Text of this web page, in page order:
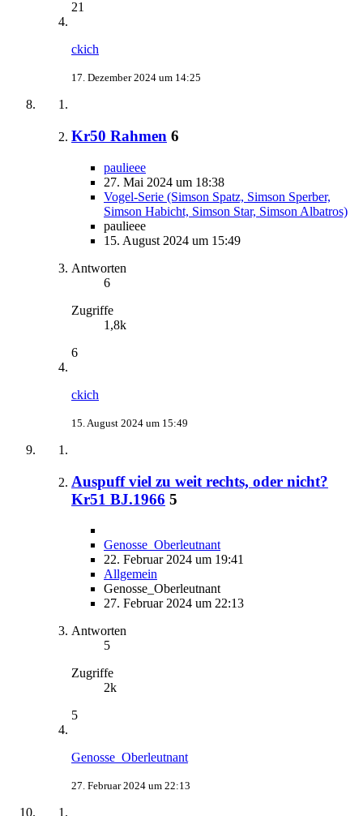
21
ckich
17. Dezember 2024 um 14:25
Kr50 Rahmen 6
paulieee
27. Mai 2024 um 18:38
Vogel-Serie (Simson Spatz, Simson Sperber,
Simson Habicht, Simson Star, Simson Albatros)
paulieee
15. August 2024 um 15:49
Antworten
6
Zugriffe
1,8k
6
ckich
15. August 2024 um 15:49
Auspuff viel zu weit rechts, oder nicht?
Kr51 BJ.1966 5
Genosse_Oberleutnant
22. Februar 2024 um 19:41
Allgemein
Genosse_Oberleutnant
27. Februar 2024 um 22:13
Antworten
5
Zugriffe
2k
5
Genosse_Oberleutnant
27. Februar 2024 um 22:13